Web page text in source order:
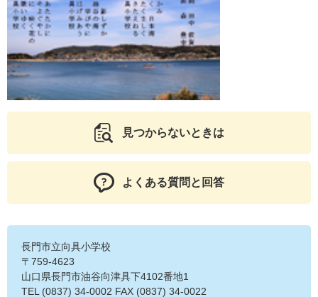
見つからないときは
よくある質問と回答
長門市立向具小学校
〒759-4623
山口県長門市油谷向津具下4102番地1
TEL (0837) 34-0002 FAX (0837) 34-0022